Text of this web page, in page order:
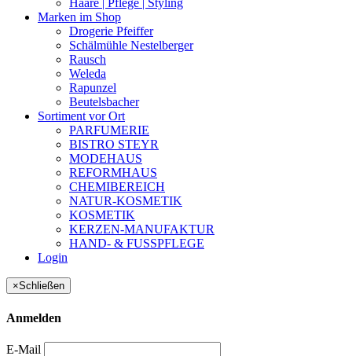
Haare | Pflege | Styling
Marken im Shop
Drogerie Pfeiffer
Schälmühle Nestelberger
Rausch
Weleda
Rapunzel
Beutelsbacher
Sortiment vor Ort
PARFUMERIE
BISTRO STEYR
MODEHAUS
REFORMHAUS
CHEMIBEREICH
NATUR-KOSMETIK
KOSMETIK
KERZEN-MANUFAKTUR
HAND- & FUSSPFLEGE
Login
×Schließen
Anmelden
E-Mail